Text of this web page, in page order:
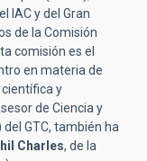
IAC y del Gran
de la Comisión
comisión es el
en materia de
y
de Ciencia y
GTC, también ha
Charles, de la